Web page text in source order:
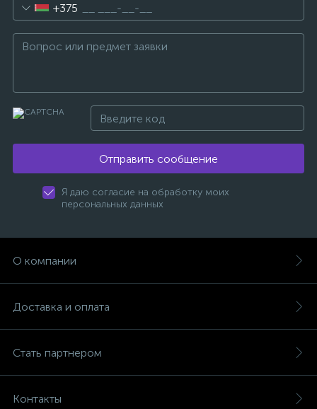
+375
Отправить сообщение
Я даю согласие на обработку моих
персональных данных
О компании
Доставка и оплата
Стать партнером
Контакты